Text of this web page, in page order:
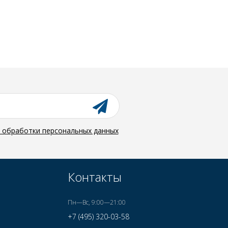
персональных данных
Контакты
Пн—Вс, 9:00—21:00
+7 (495) 320-03-58